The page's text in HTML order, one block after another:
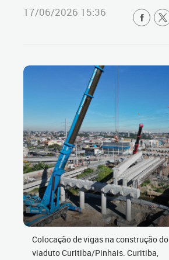
17/06/2026 15:36
Colocação de vigas na construção do
viaduto Curitiba/Pinhais. Curitiba,